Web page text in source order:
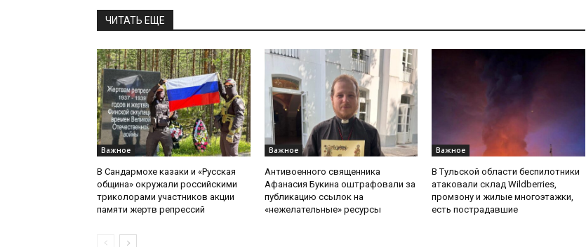
ЧИТАТЬ ЕЩЕ
Важное
В Сандармохе казаки и «Русская
община» окружали российскими
триколорами участников акции
памяти жертв репрессий
Важное
Антивоенного священника
Афанасия Букина оштрафовали за
публикацию ссылок на
«нежелательные» ресурсы
Важное
В Тульской области беспилотники
атаковали склад Wildberries,
промзону и жилые многоэтажки,
есть пострадавшие